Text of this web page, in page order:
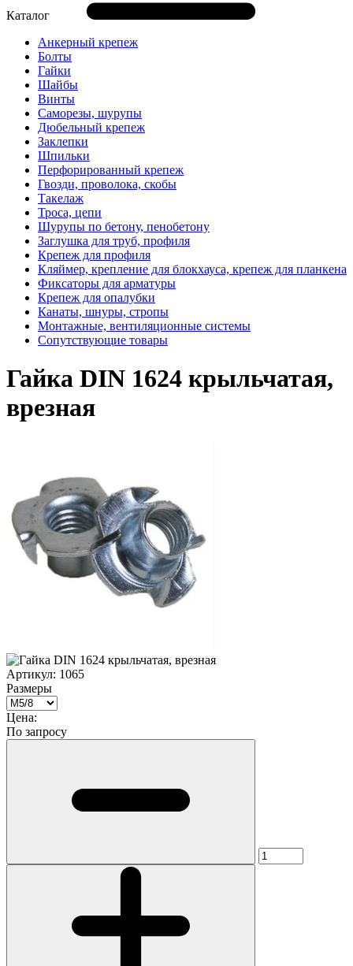
Каталог
Анкерный крепеж
Болты
Гайки
Шайбы
Винты
Саморезы, шурупы
Дюбельный крепеж
Заклепки
Шпильки
Перфорированный крепеж
Гвозди, проволока, скобы
Такелаж
Троса, цепи
Шурупы по бетону, пенобетону
Заглушка для труб, профиля
Крепеж для профиля
Кляймер, крепление для блокхауса, крепеж для планкена
Фиксаторы для арматуры
Крепеж для опалубки
Канаты, шнуры, стропы
Монтажные, вентиляционные системы
Сопутствующие товары
Гайка DIN 1624 крыльчатая,
врезная
Артикул: 1065
Размеры
Цена:
По запросу